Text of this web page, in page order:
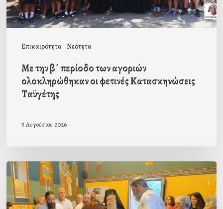
Επικαιρότητα Νεότητα
οι
φετινές
Με την β΄ περίοδο των αγοριών
ολοκληρώθηκαν οι φετινές Κατασκηνώσεις
Ταϋγέτης
5 Αυγούστου 2026
Ιερά
Παράκληση
στον